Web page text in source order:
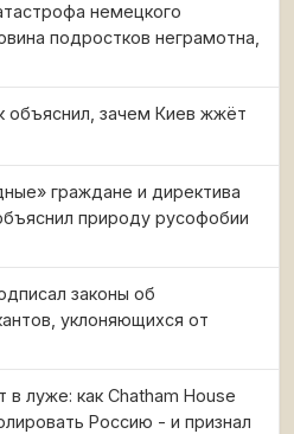
немецкого
подростков неграмотна,
объяснил, зачем Киев жжёт
граждане и директива
природу русофобии
законы об
уклоняющихся от
в луже: как Chatham House
Россию - и признал